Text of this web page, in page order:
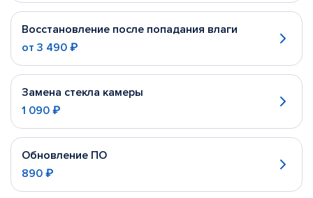
Восстановление после попадания влаги
от 3 490 ₽
Замена стекла камеры
1 090 ₽
Обновление ПО
890 ₽